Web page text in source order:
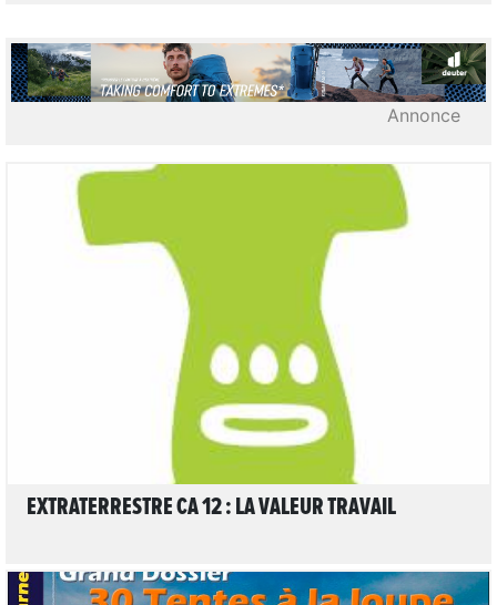
Annonce
EXTRATERRESTRE CA 12 : LA VALEUR TRAVAIL